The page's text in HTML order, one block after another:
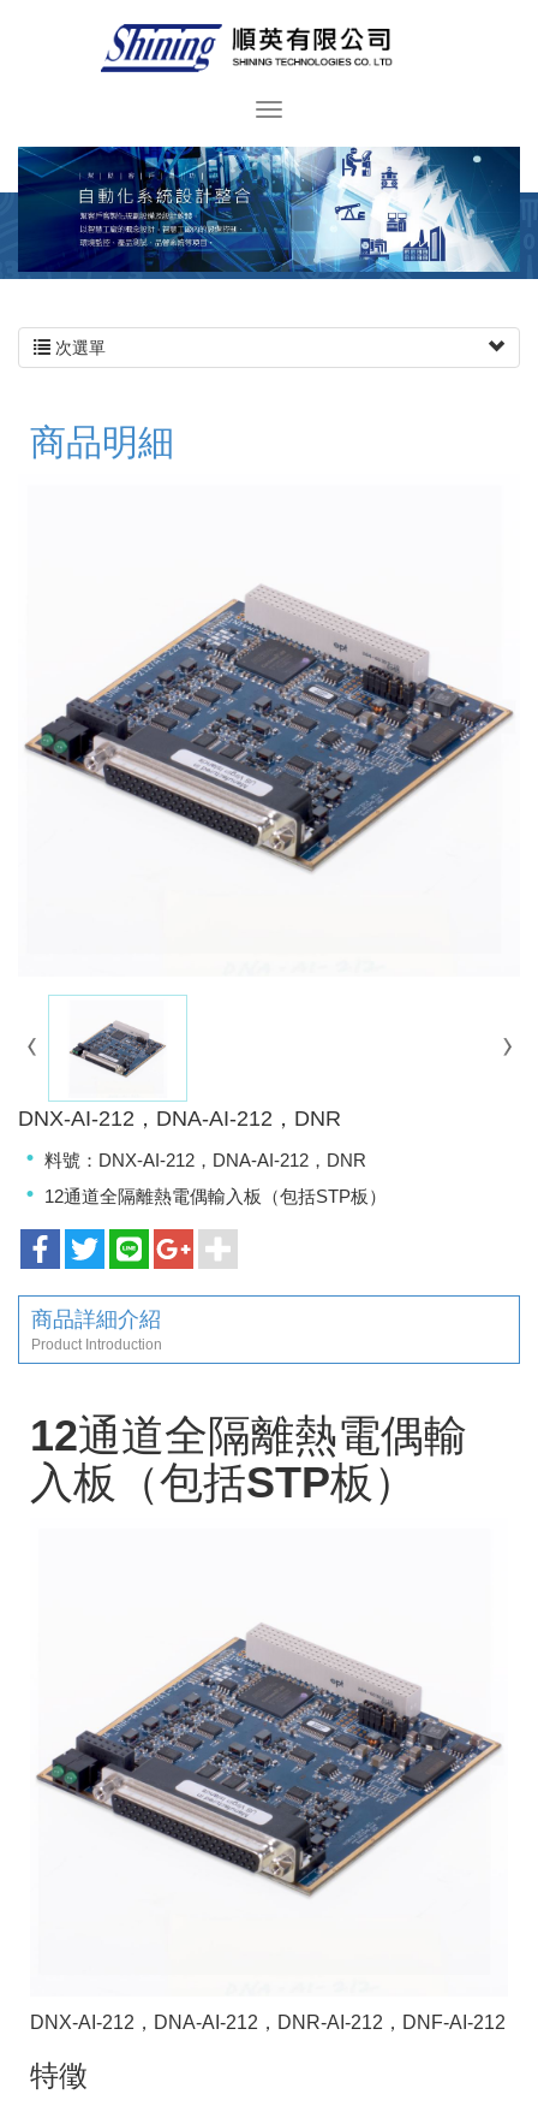
次選單
商品明細
DNX-AI-212，DNA-AI-212，DNR
料號：DNX-AI-212，DNA-AI-212，DNR
12通道全隔離熱電偶輸入板（包括STP板）
商品詳細介紹
Product Introduction
12通道全隔離熱電偶輸
入板（包括STP板）
DNX-AI-212，DNA-AI-212，DNR-AI-212，DNF-AI-212
特徵